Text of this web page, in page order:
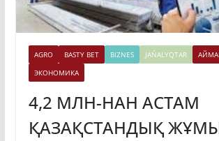
AGRO BASTY BET BIZNES JAŃALYQTAR
ЭКОНОМИКА
4,2 МЛН-НАН АСТАМ
ҚАЗАҚСТАНДЫҚ